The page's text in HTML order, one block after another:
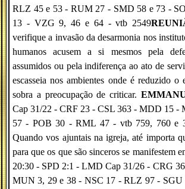
RLZ 45 e 53 - RUM 27 - SMD 58 e 73 -
13 - VZG 9, 46 e 64 - vtb 2549
verifique a invasão da desarmonia nos
humanos acusem a si mesmos pela
assumidos ou pela indiferença ao ato de
escasseia nos ambientes onde é reduzido
sobra a preocupação de criticar.
Cap 31/22 - CRF 23 - CSL 363 - MDD 15
57 - POB 30 - RML 47 - vtb 759, 760 e
Quando vos ajuntais na igreja, até importa
para que os que são sinceros se manifestem
20:30 - SPD 2:1 - LMD Cap 31/26 - CRG
MUN 3, 29 e 38 - NSC 17 - RLZ 97 - SGU